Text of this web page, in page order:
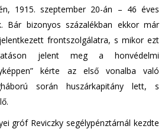
1915. szeptember 20-án – 46 éves
Bár bizonyos százalékban ekkor már
frontszolgálatra, s mikor ezt
jelent meg a honvédelmi
kérte az első vonalba való
során huszárkapitány lett, s
gróf Reviczky segélypénztárnál kezdte